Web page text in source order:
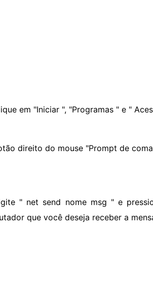
em "Iniciar ", "Programas " e "
direito do mouse "Prompt de
" net send nome msg " e
que você deseja receber a